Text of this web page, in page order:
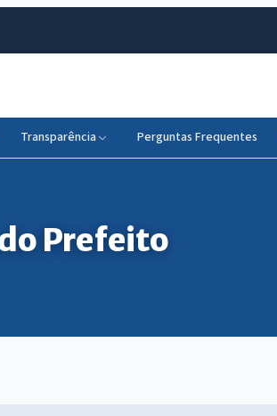
Transparência Perguntas Frequentes
Prefeito